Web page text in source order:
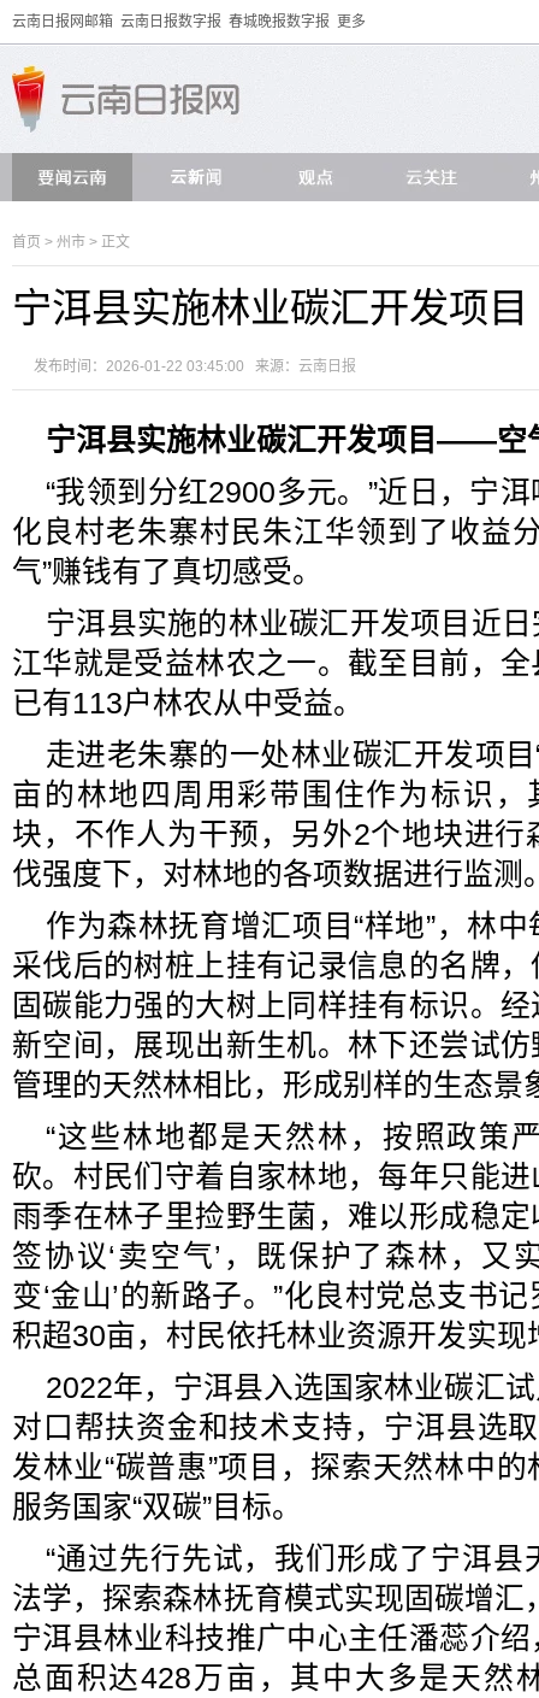
云南日报网邮箱 云南日报数字报 春城晚报数字报 更多
首页 > 州市 > 正文
宁洱县实施林业碳汇开发项目
发布时间：2026-01-22 03:45:00 来源： 云南日报
宁洱县实施林业碳汇开发项目——空
“我领到分红2900多元。”近日，宁
化良村老朱寨村民朱江华领到了收益
气”赚钱有了真切感受。
宁洱县实施的林业碳汇开发项目近
江华就是受益林农之一。截至目前，
已有113户林农从中受益。
走进老朱寨的一处林业碳汇开发项
亩的林地四周用彩带围住作为标识
块，不作人为干预，另外2个地块进
伐强度下，对林地的各项数据进行监测
作为森林抚育增汇项目“样地”，林
采伐后的树桩上挂有记录信息的名牌
固碳能力强的大树上同样挂有标识。
新空间，展现出新生机。林下还尝试
管理的天然林相比，形成别样的生态景
“这些林地都是天然林，按照政策
砍。村民们守着自家林地，每年只能
雨季在林子里捡野生菌，难以形成稳
签协议‘卖空气’，既保护了森林，又
变‘金山’的新路子。”化良村党总支书
积超30亩，村民依托林业资源开发实现
2022年，宁洱县入选国家林业碳汇
对口帮扶资金和技术支持，宁洱县选
发林业“碳普惠”项目，探索天然林中
服务国家“双碳”目标。
“通过先行先试，我们形成了宁洱
法学，探索森林抚育模式实现固碳增汇
宁洱县林业科技推广中心主任潘蕊介
总面积达428万亩，其中大多是天然